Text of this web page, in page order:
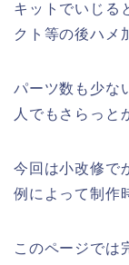
キットでいじる
クト等の後ハメ
パーツ数も少な
人でもさらっと
今回は小改修で
例によって制作
このページでは